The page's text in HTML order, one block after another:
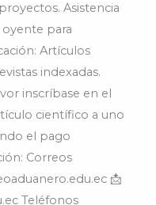
Asistencia
para
Artículos
indexadas.
inscríbase en el
científico a uno
el pago
Correos
📩
Teléfonos